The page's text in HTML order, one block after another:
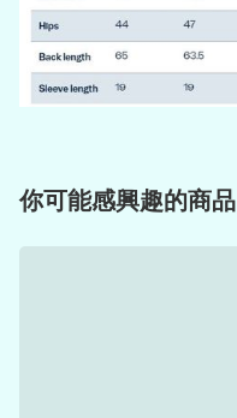
你可能感興趣的商品